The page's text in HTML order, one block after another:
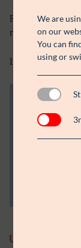
Formålet er at at
ressourcer og
Lauritzen Fonden
Uddelinger
We are
on our
You can
using or